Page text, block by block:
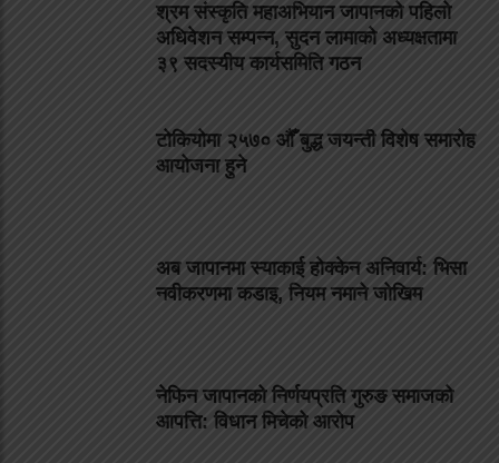
श्रम संस्कृति महाअभियान जापानको पहिलो
अधिवेशन सम्पन्न, सुदन लामाको अध्यक्षतामा
३९ सदस्यीय कार्यसमिति गठन
टोकियोमा २५७० औँ बुद्ध जयन्ती विशेष समारोह
आयोजना हुने
अब जापानमा स्याकाई होक्केन अनिवार्य: भिसा
नवीकरणमा कडाइ, नियम नमाने जोखिम
नेफिन जापानको निर्णयप्रति गुरुङ समाजको
आपत्ति: विधान मिचेको आरोप